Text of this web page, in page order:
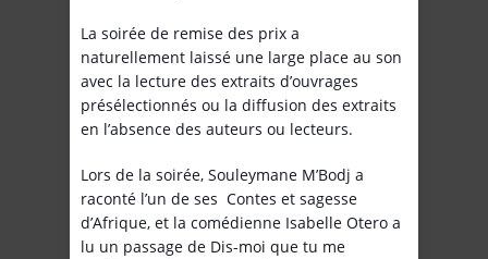
La soirée de remise des prix a
naturellement laissé une large place au son
avec la lecture des extraits d’ouvrages
présélectionnés ou la diffusion des extraits
en l’absence des auteurs ou lecteurs.
Lors de la soirée, Souleymane M’Bodj a
raconté l’un de ses Contes et sagesse
d’Afrique, et la comédienne Isabelle Otero a
lu un passage de Dis-moi que tu me